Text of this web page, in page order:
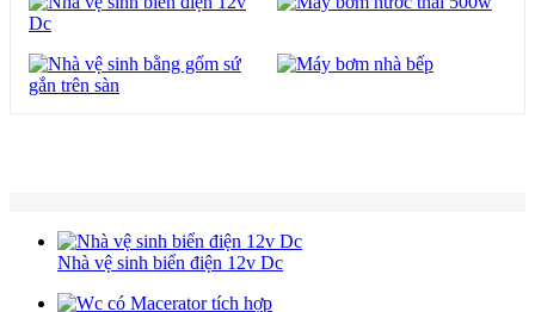
Nhà vệ sinh biển điện 12v Dc